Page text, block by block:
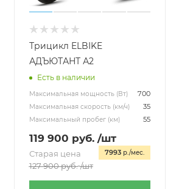
Трицикл ELBIKE
АДЪЮТАНТ А2
Есть в наличии
Максимальная мощность (Вт) 700
Максимальная скорость (км/ч) 35
Максимальный пробег (км) 55
119 900 руб. /шт
7993р./мес.
Старая цена
127 900руб. /шт